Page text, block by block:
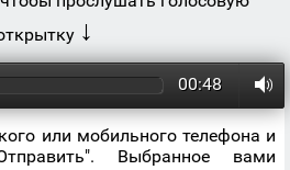
↓
00:48
или мобильного телефона и
Выбранное вами